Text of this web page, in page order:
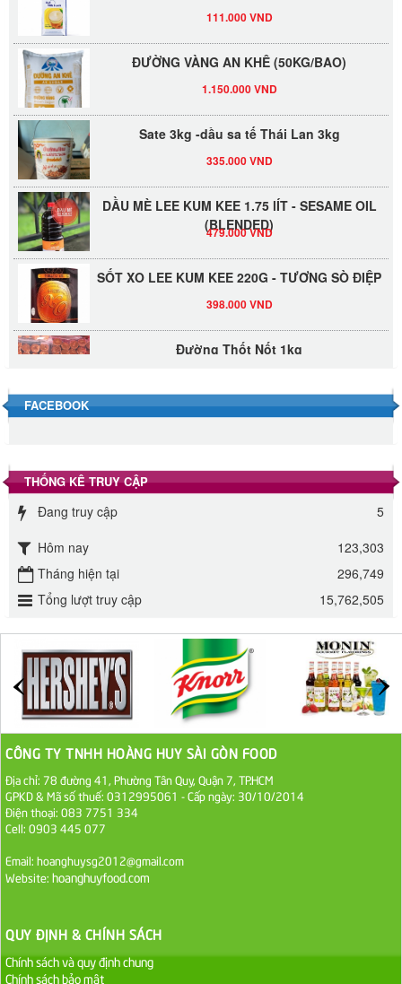
111.000 VND
ĐƯỜNG VÀNG AN KHÊ (50KG/BAO)
1.150.000 VND
Sate 3kg -dầu sa tế Thái Lan 3kg
335.000 VND
DẦU MÈ LEE KUM KEE 1.75 lÍT - SESAME OIL
(BLENDED)
479.000 VND
SỐT XO LEE KUM KEE 220G - TƯƠNG SÒ ĐIỆP
398.000 VND
Đường Thốt Nốt 1kg
Đường phèn hạt Long An 500g
Đường phèn Long An bao 10kg
Đường mía thiên nhiên Biên Hòa gói 1kg
27.000 VND
Đường cát trắng An Khê bao 50kg
Sa Tế Tôm Cholimex PET Hũ 450g
36.000 VND
FACEBOOK
THỐNG KÊ TRUY CẬP
Đang truy cập
5
Hôm nay
123,303
Tháng hiện tại
296,749
Tổng lượt truy cập
15,762,505
CÔNG TY TNHH HOÀNG HUY SÀI GÒN FOOD
Địa chỉ: 78 đường 41, Phường Tân Quy, Quận 7, TP.HCM
GPKD & Mã số thuế: 0312995061 - Cấp ngày: 30/10/2014
Điện thoại: 083 7751 334
Cell: 0903 445 077
Email: hoanghuysg2012@gmail.com
Website: hoanghuyfood.com
QUY ĐỊNH & CHÍNH SÁCH
Chính sách và quy định chung
Chính sách bảo mật